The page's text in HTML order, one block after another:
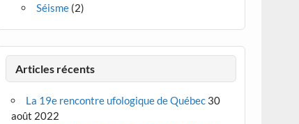
Séisme (2)
Articles récents
La 19e rencontre ufologique de Québec 30
août 2022